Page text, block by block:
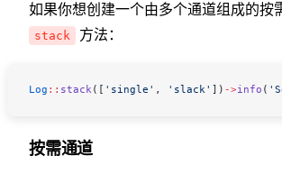
如果你想创建一个由多个通道组成的按
stack 方法：
Log :: stack ([ 'single' , 'slack' ]) ->info (
按需通道